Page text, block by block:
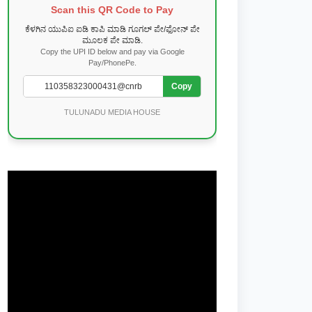
Scan this QR Code to Pay
ಕೆಳಗಿನ ಯುಪಿಐ ಐಡಿ ಕಾಪಿ ಮಾಡಿ ಗೂಗಲ್ ಪೇ/ಫೋನ್ ಪೇ
ಮೂಲಕ ಪೇ ಮಾಡಿ.
Copy the UPI ID below and pay via Google
Pay/PhonePe.
Copy
TULUNADU MEDIA HOUSE